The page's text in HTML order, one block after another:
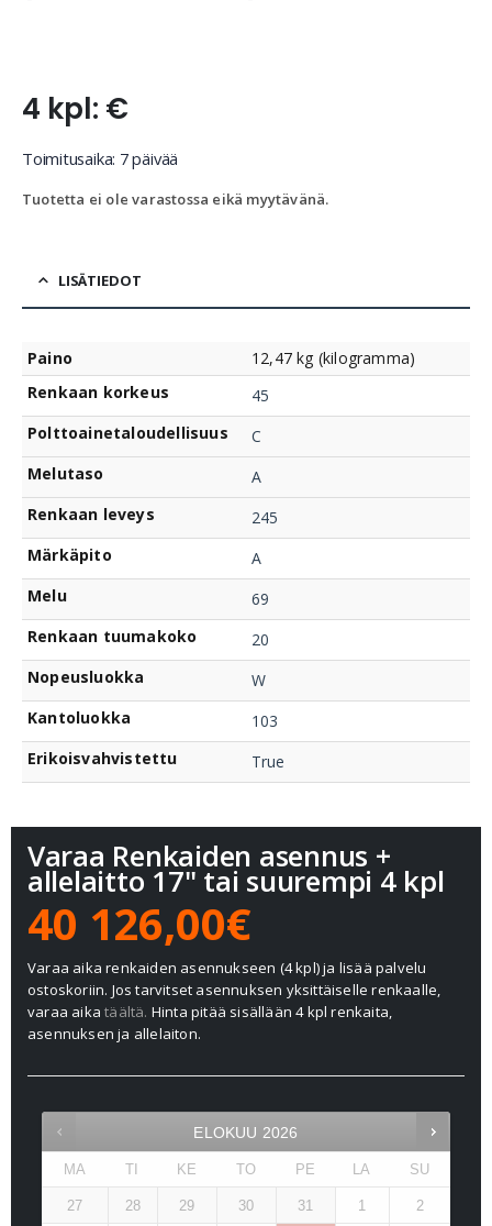
4 kpl: €
Toimitusaika: 7 päivää
Tuotetta ei ole varastossa eikä myytävänä.
LISÄTIEDOT
Paino
12,47 kg (kilogramma)
Renkaan korkeus
45
Polttoainetaloudellisuus
C
Melutaso
A
Renkaan leveys
245
Märkäpito
A
Melu
69
Renkaan tuumakoko
20
Nopeusluokka
W
Kantoluokka
103
Erikoisvahvistettu
True
Varaa Renkaiden asennus +
allelaitto 17" tai suurempi 4 kpl
40 126,00€
Varaa aika renkaiden asennukseen (4 kpl) ja lisää palvelu
ostoskoriin. Jos tarvitset asennuksen yksittäiselle renkaalle,
varaa aikatäältä. Hinta pitää sisällään 4 kpl renkaita,
asennuksen ja allelaiton.
ELOKUU 2026
MA TI KE TO PE LA SU
27 28 29 30 31 1 2